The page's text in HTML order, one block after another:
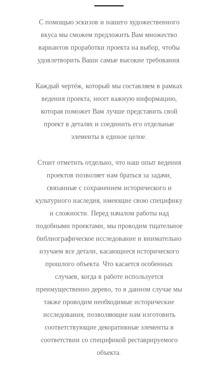
С помощью эскизов и нашего художественного
вкуса мы сможем предложить Вам множество
вариантов проработки проекта на выбор, чтобы
удовлетворить Ваши самые высокие требования.
Каждый чертёж, который мы составляем в рамках
ведения проекта, несет важную информацию,
которая поможет Вам лучше представить свой
проект в деталях и соединить его отдельные
элементы в единое целое.
Стоит отметить отдельно, что наш опыт ведения
проектов позволяет нам браться за задачи,
связанные с сохранением исторического и
культурного наследия, имеющие свою специфику
и сложности. Перед началом работы над
подобными проектами, мы проводим тщательное
библиографическое исследование и внимательно
изучаем все детали, касающиеся исторического
прошлого объекта. Что касается особенных
случаев, когда в работе используется
преимущественно дерево, то в данном случае мы
также проводим необходимые исторические
исследования, позволяющие нам изготовить
соответствующие декоративные элементы в
соответствии со спецификой реставрируемого
объекта.